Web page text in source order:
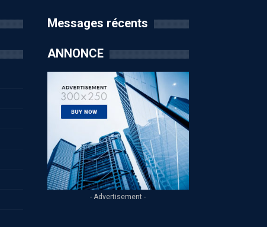
Messages récents
ANNONCE
- Advertisement -